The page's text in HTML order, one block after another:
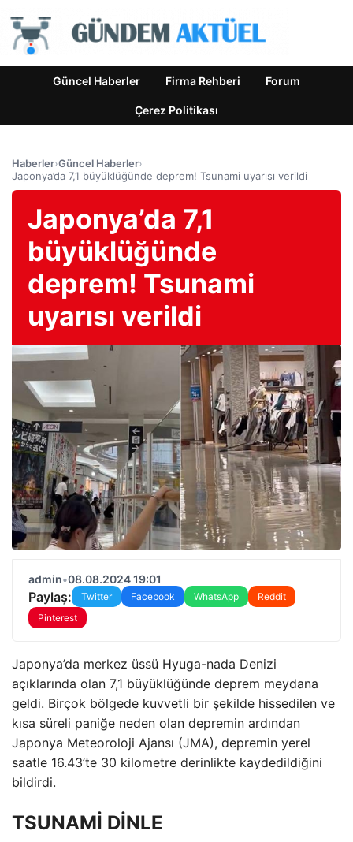
Güncel Haberler Firma Rehberi Forum
Çerez Politikası
Haberler›Güncel Haberler›
Japonya’da 7,1 büyüklüğünde deprem! Tsunami uyarısı verildi
Japonya’da 7,1
büyüklüğünde
deprem! Tsunami
uyarısı verildi
admin•08.08.2024 19:01
Paylaş: Twitter Facebook WhatsApp
Reddit
Pinterest
Japonya’da merkez üssü Hyuga-nada Denizi
açıklarında olan 7,1 büyüklüğünde deprem meydana
geldi. Birçok bölgede kuvvetli bir şekilde hissedilen ve
kısa süreli paniğe neden olan depremin ardından
Japonya Meteoroloji Ajansı (JMA), depremin yerel
saatle 16.43’te 30 kilometre derinlikte kaydedildiğini
bildirdi.
TSUNAMİ DİNLE